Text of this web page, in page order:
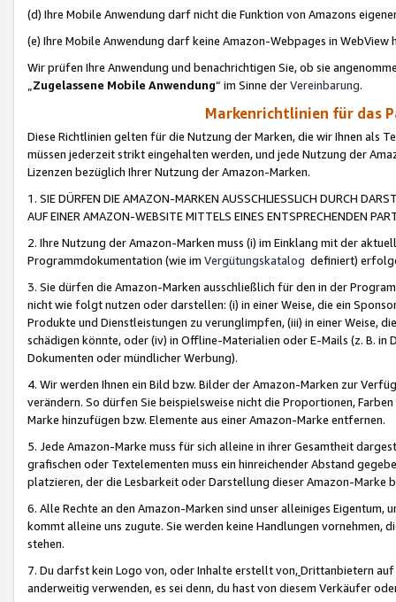
(d) Ihre Mobile Anwendung darf nicht die Funktion von Amazons
(e) Ihre Mobile Anwendung darf keine Amazon-Webpages in WebView
Wir prüfen Ihre Anwendung und benachrichtigen Sie, ob sie
„Zugelassene Mobile Anwendung“ im Sinne derVereinbarung.
Markenrichtlinien für das
Diese Richtlinien gelten für die Nutzung der Marken, die wir Ihnen als
müssen jederzeit strikt eingehalten werden, und jede Nutzung der
Lizenzen bezüglich Ihrer Nutzung der Amazon-Marken.
1. SIE DÜRFEN DIE AMAZON-MARKEN AUSSCHLIESSLICH DURCH
AUF EINER AMAZON-WEBSITE MITTELS EINES ENTSPRECHENDEN
2. Ihre Nutzung der Amazon-Marken muss (i) im Einklang mit der
Programmdokumentation (wie im Vergütungskatalog definiert)
3. Sie dürfen die Amazon-Marken ausschließlich für den in der
nicht wie folgt nutzen oder darstellen: (i) in einer Weise, die ein
Produkte und Dienstleistungen zu verunglimpfen, (iii) in einer Weise,
schädigen könnte, oder (iv) in Offline-Materialien oder E-Mails (z. B. in
Dokumenten oder mündlicher Werbung).
4. Wir werden Ihnen ein Bild bzw. Bilder der Amazon-Marken zur
verändern. So dürfen Sie beispielsweise nicht die Proportionen,
Marke hinzufügen bzw. Elemente aus einer Amazon-Marke entfernen.
5. Jede Amazon-Marke muss für sich alleine in ihrer Gesamtheit
grafischen oder Textelementen muss ein hinreichender Abstand
platzieren, der die Lesbarkeit oder Darstellung dieser Amazon-Marke
6. Alle Rechte an den Amazon-Marken sind unser alleiniges
kommt alleine uns zugute. Sie werden keine Handlungen vornehmen,
stehen.
7. Du darfst kein Logo von, oder Inhalte erstellt von,Drittanbietern auf
anderweitig verwenden, es sei denn, du hast von diesem Verkäufer